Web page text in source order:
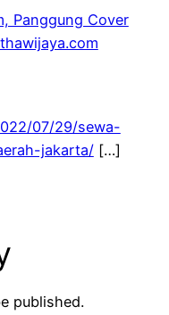
Panggung Cover
07/29/sewa-
jakarta/[…]
published.